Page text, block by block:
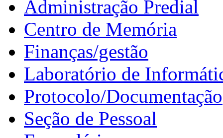
Administração Predial
Centro de Memória
Finanças/gestão
Laboratório de
Protocolo/Documentação
Seção de Pessoal